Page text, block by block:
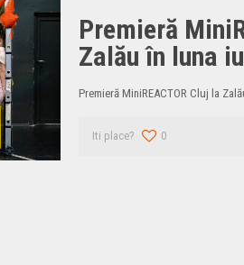
Premieră
Zalău în luna
Premieră MiniREACTOR Cluj la
Iti place? 0